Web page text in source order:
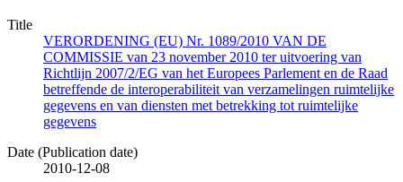
Title
VERORDENING (EU) Nr. 1089/2010 VAN DE
COMMISSIE van 23 november 2010 ter uitvoering van
Richtlijn 2007/2/EG van het Europees Parlement en de Raad
betreffende de interoperabiliteit van verzamelingen ruimtelijke
gegevens en van diensten met betrekking tot ruimtelijke
gegevens
Date (Publication date)
2010-12-08